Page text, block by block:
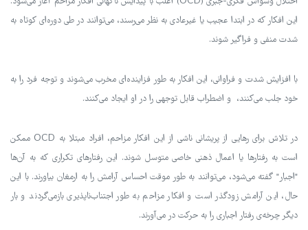
این افکار که در ابتدا عجیب یا غیرعادی به نظر می‌رسند، می‌توانند در طی دوره‌ای کوتاه به
شدت منفی و فراگیر شوند.
با افزایش شدت و فراوانی، این افکار به طور فزاینده‌ای مخرب می‌شوند و توجه فرد را به
خود جلب می‌کنند، و اضطراب قابل توجهی را در او ایجاد می‌کنند.
در تلاش برای رهایی از پریشانی ناشی از این افکار مزاحم، افراد مبتلا به OCD ممکن
است به رفتارها یا اعمال ذهنی خاصی متوسل شوند. این رفتارهای تکراری که به آن‌ها
"اجبار" گفته می‌شود، می‌توانند به طور موقت احساس آرامش را به ارمغان بیاورند. با این
حال، این آرامش زودگذر است و افکار مزاحم به طور اجتناب‌ناپذیری بازمی‌گردند و بار
دیگر چرخه‌ی رفتار اجباری را به حرکت در می‌آورند.